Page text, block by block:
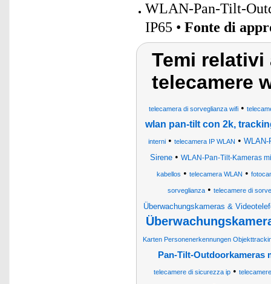
WLAN-Pan-Tilt-
IP65 • Fonte di
Temi relativi
telecamere
telecamera di sorveglianza wifi•
wlan pan-tilt con 2k,
interni • telecamera IP WLAN •
Sirene• WLAN-Pan-Tilt-Kameras
kabellos • telecamera WLAN •
sorveglianza• telecamere di
Überwachungskameras &
Karten Personenerkennungen
Pan-Tilt-Outdoorkameras
telecamere di sicurezza ip•